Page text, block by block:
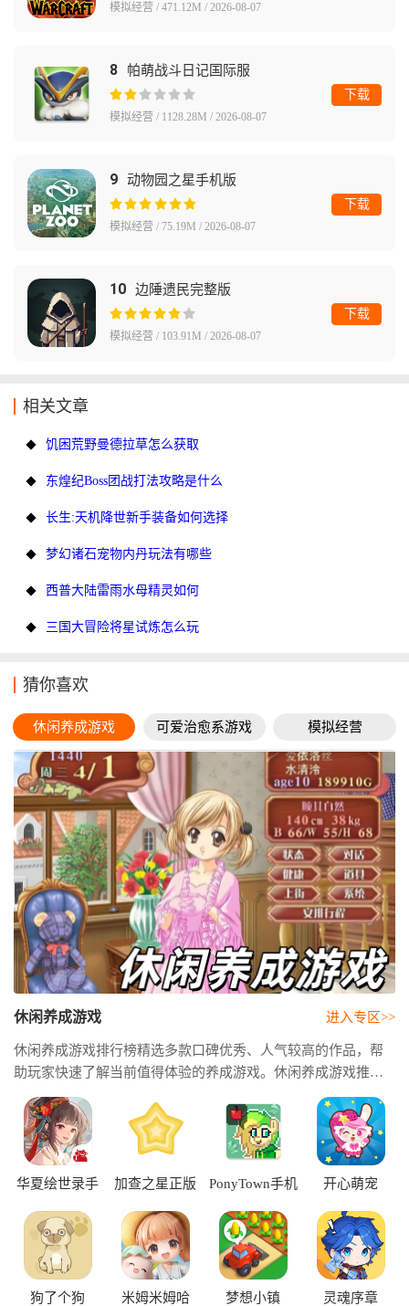
模拟经营 / 471.12M / 2026-08-07
8 帕萌战斗日记国际服
模拟经营 / 1128.28M / 2026-08-07
下载
9 动物园之星手机版
模拟经营 / 75.19M / 2026-08-07
下载
10 边陲遗民完整版
模拟经营 / 103.91M / 2026-08-07
下载
相关文章
饥困荒野曼德拉草怎么获取
东煌纪Boss团战打法攻略是什么
长生:天机降世新手装备如何选择
梦幻诸石宠物内丹玩法有哪些
西普大陆雷雨水母精灵如何
三国大冒险将星试炼怎么玩
猜你喜欢
休闲养成游戏 可爱治愈系游戏 模拟经营
休闲养成游戏
休闲养成游戏排行榜精选多款口碑优秀、人气较高的作品，帮
助玩家快速了解当前值得体验的养成游戏。休闲养成游戏推
荐，根据不同题材和玩法进行分类，让新手和老玩家都能轻松
找到符合自己喜好的游戏。休闲养成游戏大全，涵盖卡通、治
愈、经营、放置、模拟等多种类型方便玩家自由选择。
进入专区>>
华夏绘世录手
加查之星正版
PonyTown手机
开心萌宠
狗了个狗 米姆米姆哈 梦想小镇 灵魂序章